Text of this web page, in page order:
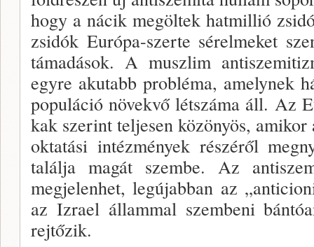
hogy a nácik megöltek hatmil­lió
zsidók Európa-szerte sérelmeket
támadások. A muszlim
egyre akutabb problé­ma, amelynek
populáció növekvő létszáma áll. Az
kak szerint teljesen közönyös,
oktatási intézmények részéről
találja magát szembe. Az
megjelenhet, legújabban az
az Izrael állammal szembeni
rejtőzik.